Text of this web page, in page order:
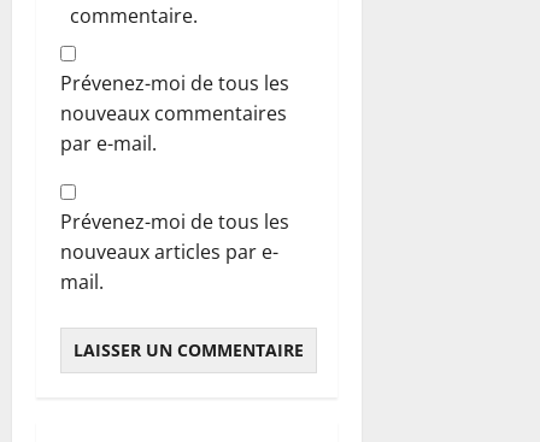
commentaire.
Prévenez-moi de tous les
nouveaux commentaires
par e-mail.
Prévenez-moi de tous les
nouveaux articles par e-
mail.